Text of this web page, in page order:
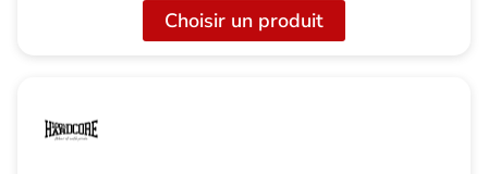
Choisir un produit